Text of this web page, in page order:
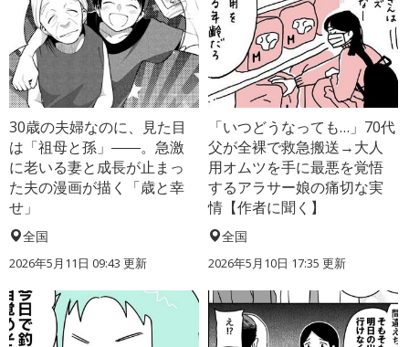
30歳の夫婦なのに、見た目
は「祖母と孫」――。急激
に老いる妻と成長が止まっ
た夫の漫画が描く「歳と幸
せ」
全国
2026年5月11日 09:43 更新
「いつどうなっても…」70代
父が全裸で救急搬送→大人
用オムツを手に最悪を覚悟
するアラサー娘の痛切な実
情【作者に聞く】
全国
2026年5月10日 17:35 更新